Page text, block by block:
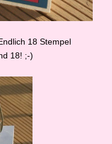
18 Stempel
18! ;-)